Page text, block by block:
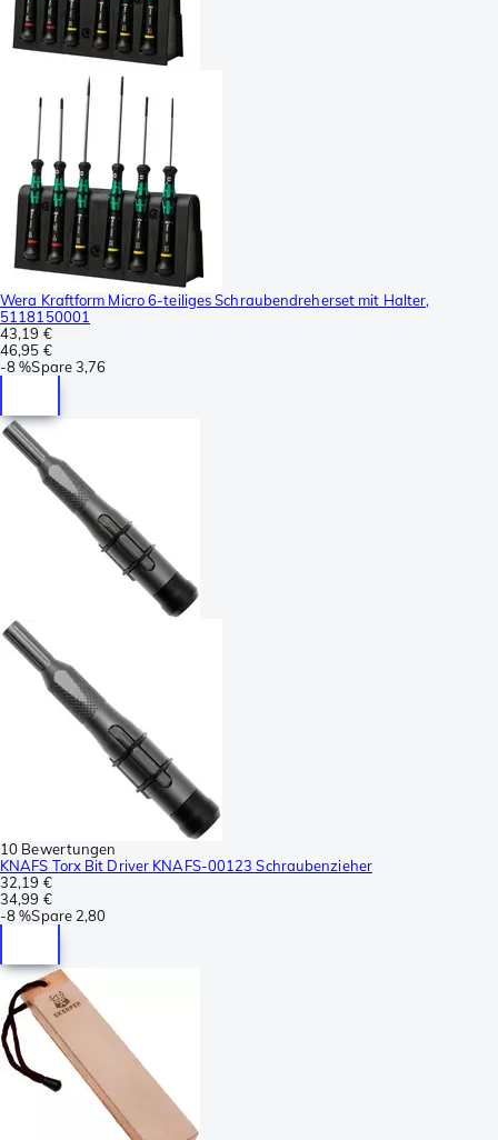
Wera Kraftform Micro 6-teiliges Schraubendreherset mit Halter,
5118150001
43,19 €
46,95 €
-8 %Spare3,76
10 Bewertungen
KNAFS Torx Bit Driver KNAFS-00123 Schraubenzieher
32,19 €
34,99 €
-8 %Spare 2,80